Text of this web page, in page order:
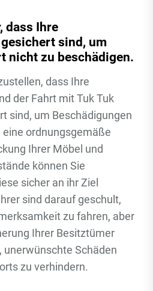
dass Ihre
sind, um
nicht zu beschädigen.
dass Ihre
der Fahrt mit Tuk Tuk
sind, um Beschädigungen
ordnungsgemäße
Ihrer Möbel und
können Sie
sicher an ihr Ziel
sind darauf geschult,
zu fahren, aber
Ihrer Besitztümer
unerwünschte Schäden
zu verhindern.